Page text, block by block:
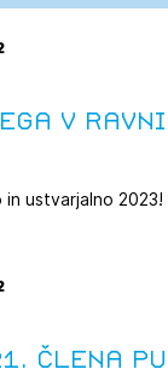
v
ustvarjalno 2023!
člena